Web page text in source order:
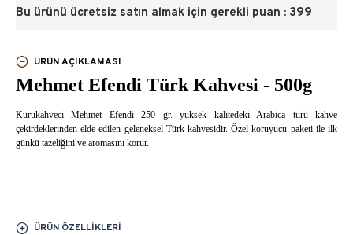
Bu ürünü ücretsiz satın almak için gerekli puan : 399
ÜRÜN AÇIKLAMASI
Mehmet Efendi Türk Kahvesi - 500g
Kurukahveci Mehmet Efendi 250 gr. yüksek kalitedeki Arabica türü kahve
çekirdeklerinden elde edilen geleneksel Türk kahvesidir. Özel koruyucu paketi ile ilk
günkü tazeliğini ve aromasını korur.
ÜRÜN ÖZELLIKLERI